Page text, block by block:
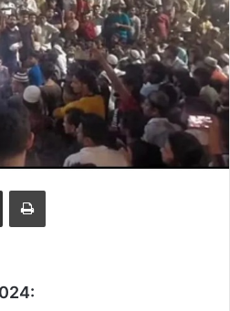
Share via Email Print